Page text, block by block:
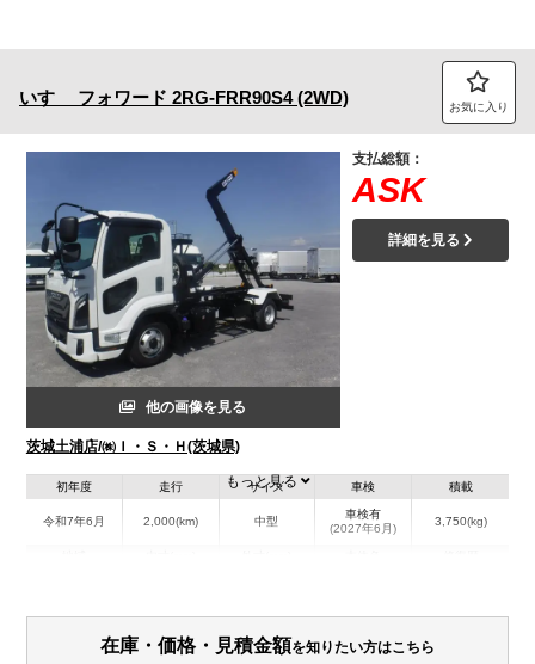
いすゞ フォワード 2RG-FRR90S4 (2WD) お気に入り
他の画像を見る
茨城土浦店/㈱Ｉ・Ｓ・Ｈ(茨城県)
支払総額：
ASK
詳細を見る
初年度
令和7年6月
走行
2,000(km)
サイズ
中型
車検
車検有
(2027年6月)
積載
3,750(kg)
装備情報
もっと見る
在庫・価格・見積金額を知りたい方はこちら